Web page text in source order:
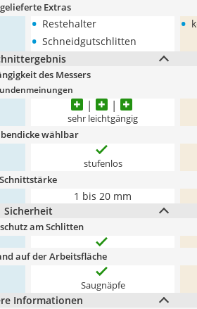
Extras
• Restehalter
• Schneidgutschlitten
•
des Messers
sehr leichtgängig
wählbar
stufenlos
Schnittstärke
1 bis 20 mm
Sicherheit
am Schlitten
auf der Arbeitsfläche
Saugnäpfe
Informationen